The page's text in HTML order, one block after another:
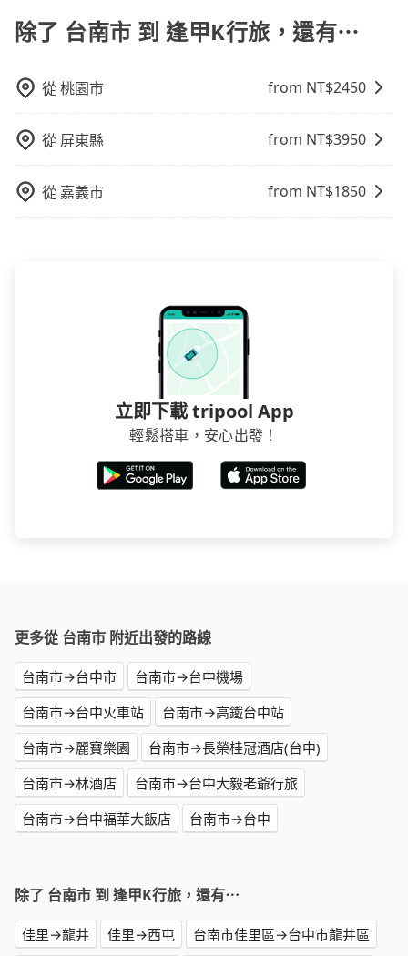
在成本的控制，更是在傳統旺季（年假、端午、中秋、
用到不熟悉的司機或者轉單給其他車行的情況比同行更
低，如此便反應在服務品質的控管會更佳。但tripool網
保證前一天中午以前均可全額取消退費，如已經決定好
格。
了司機以外，從上車到下車期間，都不會再有其他陌生
人出現。如選擇共乘服務，則會依照其他共乘乘客做彈
不會超過座位的上限。
除了 台南市 到 逢甲K行旅，還有⋯
從桃園市 from NT$2450
從 屏東縣 from NT$3950
從 嘉義市 from NT$1850
立即下載 tripool App
輕鬆搭車，安心出發！
更多從 台南市 附近出發的路線
台南市→台中市
台南市→台中機場
台南市→台中火車站
台南市→高鐵台中站
台南市→麗寶樂園
台南市→長榮桂冠酒店(台中)
台南市→林酒店
台南市→台中大毅老爺行旅
台南市→台中福華大飯店
台南市→台中
除了 台南市 到 逢甲K行旅，還有⋯
佳里→龍井 佳里→西屯
台南市佳里區→台中市龍井區